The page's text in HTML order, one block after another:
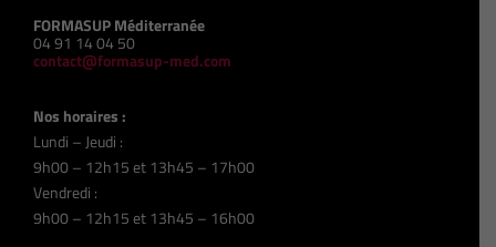
FORMASUP Méditerranée
04 91 14 04 50
contact@formasup-med.com
Nos horaires :
Lundi – Jeudi :
9h00 – 12h15 et 13h45 – 17h00
Vendredi :
9h00 – 12h15 et 13h45 – 16h00